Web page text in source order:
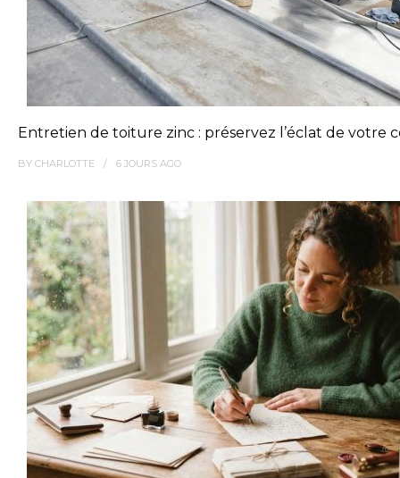
Entretien de toiture zinc : préservez l’éclat de votre
BY CHARLOTTE 6 JOURS AGO